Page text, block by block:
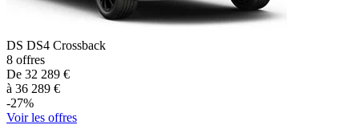
DS DS4 Crossback
8 offres
De 32 289 €
à 36 289 €
-27%
Voir les offres